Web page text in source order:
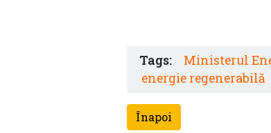
Tags: Ministerul
energie regenerabilă
Înapoi